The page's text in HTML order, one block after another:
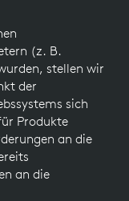
(z. B.
stellen wir
der
sich
Produkte
an die
an die